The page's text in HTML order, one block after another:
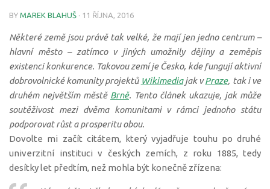
BY MAREK BLAHUŠ · 11 ŘÍJNA, 2016
Některé země jsou právě tak velké, že mají jen jedno centrum –
hlavní město – zatímco v jiných umožnily dějiny a zeměpis
existenci konkurence. Takovou zemí je Česko, kde fungují aktivní
dobrovolnické komunity projektů Wikimediajak vPraze, tak i ve
druhém největším městě Brně. Tento článek ukazuje, jak může
soutěživost mezi dvěma komunitami v rámci jednoho státu
podporovat růst a prosperitu obou.
Dovolte mi začít citátem, který vyjadřuje touhu po druhé
univerzitní instituci v českých zemích, z roku 1885, tedy
desítky let předtím, než mohla být konečně zřízena: